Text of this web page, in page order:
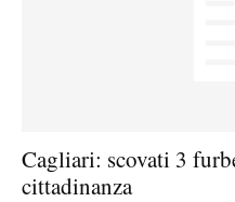
Cagliari: scovati 3
cittadinanza